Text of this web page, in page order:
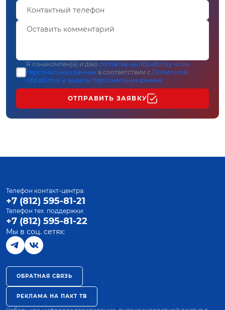
Я ознакомлен(а) и даю согласие на обработку моих
персональных данных в соответствии с Политикой
обработки и защиты персональных данных
ОТПРАВИТЬ ЗАЯВКУ
Телефон контакт-центра:
+7 (812) 595-81-21
Телефон тех. поддержки:
+7 (812) 595-81-22
Мы в соц. сетях:
ОБРАТНАЯ СВЯЗЬ
РЕКЛАМА НА ПАКТ ТВ